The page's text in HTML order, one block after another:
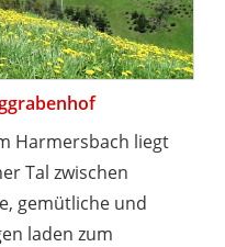
Harmersbach liegt
Tal zwischen
gemütliche und
laden zum